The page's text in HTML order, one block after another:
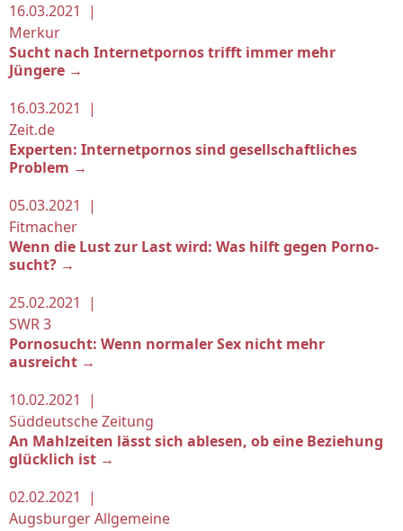
16.03.2021 |
Merkur
Sucht nach Internetpornos trifft immer mehr
Jüngere →
16.03.2021 |
Zeit.de
Experten: Internetpornos sind gesellschaftliches
Problem →
05.03.2021 |
Fitmacher
Wenn die Lust zur Last wird: Was hilft ge­gen Por­no­
sucht? →
25.02.2021 |
SWR 3
Pornosucht: Wenn normaler Sex nicht mehr
ausreicht →
10.02.2021 |
Süddeutsche Zeitung
An Mahlzeiten lässt sich ablesen, ob eine Beziehung
glücklich ist →
02.02.2021 |
Augsburger Allgemeine